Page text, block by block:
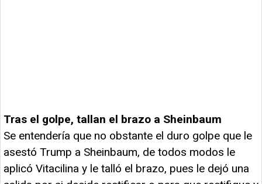
Tras el golpe, tallan el brazo a Sheinbaum
Se entendería que no obstante el duro golpe que le
asestó Trump a Sheinbaum, de todos modos le
aplicó Vitacilina y le talló el brazo, pues le dejó una